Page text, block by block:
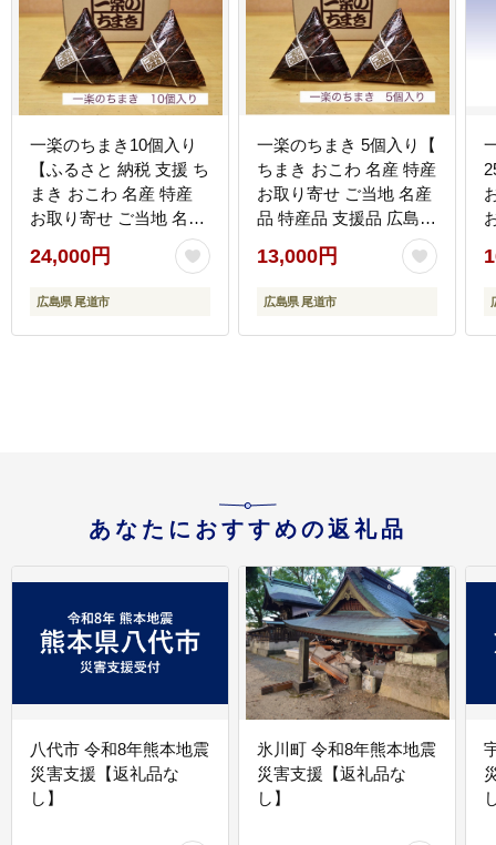
一楽のちまき10個入り
【ふるさと 納税 支援 ち
まき おこわ 名産 特産
お取り寄せ ご当地 名産
品 特産品 支援品 尾道
市】
24,000円
広島県 尾道市
一楽のちまき 5個入り【
ちまき おこわ 名産 特産
お取り寄せ ご当地 名産
品 特産品 支援品 広島県
尾道市】
13,000円
広島県 尾道市
あなたにおすすめの返礼品
八代市 令和8年熊本地震
災害支援【返礼品な
し】
氷川町 令和8年熊本地震
災害支援【返礼品な
し】